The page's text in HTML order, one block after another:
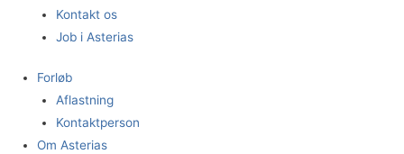
Kontakt os
Job i Asterias
Forløb
Aflastning
Kontaktperson
Om Asterias